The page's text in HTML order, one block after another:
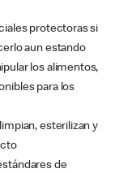
protectoras si
aun estando
los alimentos,
para los
esterilizan y
de